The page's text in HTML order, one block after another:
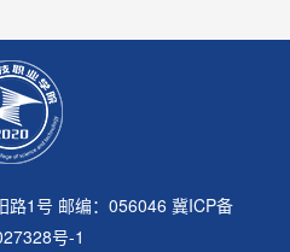
路1号 邮编：056046 冀ICP备
号-1